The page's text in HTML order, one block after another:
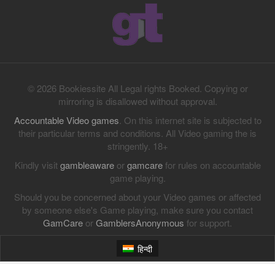
© 2026 Bookiessite All Legal rights Booked. Copying or
mirroring is disallowed without approval.
Accountable Video games . On this internet site is subjected to
their particular terms and conditions. All Video gaming the is
stringently. 18+
Kindly visitgambleawareorgamcarefor rules on accountable
game playing.
Should you be concerned about your Video games or affected
by someone else's Game playing, make sure you contact
GamCare orGamblersAnonymous for support.
हिन्दी